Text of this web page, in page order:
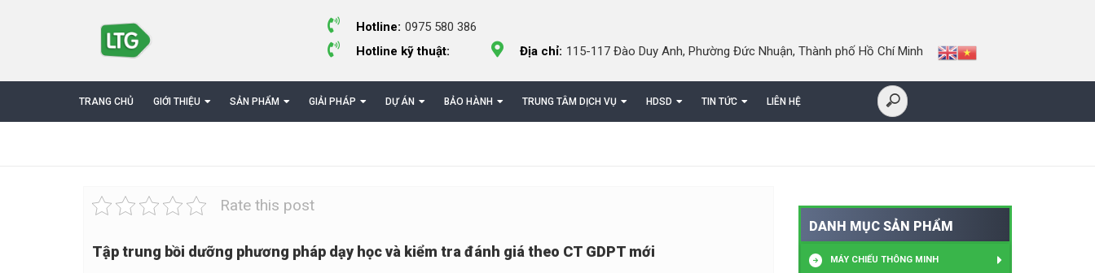
Hotline: 0975 580 386
Hotline kỹ thuật:
Địa chỉ: 115-117 Đào Duy Anh, Phường Đức Nhuận, Thành phố Hồ Chí Minh
TRANG CHỦ GIỚI THIỆU SẢN PHẨM GIẢI PHÁP DỰ ÁN BẢO HÀNH TRUNG TÂM DỊCH VỤ HDSD TIN TỨC LIÊN HỆ
Rate this post
Tập trung bồi dưỡng phương pháp dạy học và kiểm tra đánh giá theo CT GDPT mới
DANH MỤC SẢN PHẨM
MÁY CHIẾU THÔNG MINH